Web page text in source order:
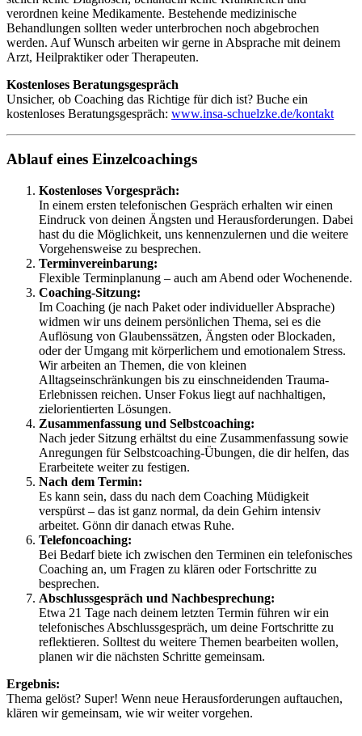
verordnen keine Medikamente. Bestehende medizinische
Behandlungen sollten weder unterbrochen noch abgebrochen
werden. Auf Wunsch arbeiten wir gerne in Absprache mit deinem
Arzt, Heilpraktiker oder Therapeuten.
Kostenloses Beratungsgespräch
Unsicher, ob Coaching das Richtige für dich ist? Buche ein
kostenloses Beratungsgespräch: www.insa-schuelzke.de/kontakt
Ablauf eines Einzelcoachings
Kostenloses Vorgespräch:
In einem ersten telefonischen Gespräch erhalten wir einen
Eindruck von deinen Ängsten und Herausforderungen. Dabei
hast du die Möglichkeit, uns kennenzulernen und die weitere
Vorgehensweise zu besprechen.
Terminvereinbarung:
Flexible Terminplanung – auch am Abend oder Wochenende.
Coaching-Sitzung:
Im Coaching (je nach Paket oder individueller Absprache)
widmen wir uns deinem persönlichen Thema, sei es die
Auflösung von Glaubenssätzen, Ängsten oder Blockaden,
oder der Umgang mit körperlichem und emotionalem Stress.
Wir arbeiten an Themen, die von kleinen
Alltagseinschränkungen bis zu einschneidenden Trauma-
Erlebnissen reichen. Unser Fokus liegt auf nachhaltigen,
zielorientierten Lösungen.
Zusammenfassung und Selbstcoaching:
Nach jeder Sitzung erhältst du eine Zusammenfassung sowie
Anregungen für Selbstcoaching-Übungen, die dir helfen, das
Erarbeitete weiter zu festigen.
Nach dem Termin:
Es kann sein, dass du nach dem Coaching Müdigkeit
verspürst – das ist ganz normal, da dein Gehirn intensiv
arbeitet. Gönn dir danach etwas Ruhe.
Telefoncoaching:
Bei Bedarf biete ich zwischen den Terminen ein telefonisches
Coaching an, um Fragen zu klären oder Fortschritte zu
besprechen.
Abschlussgespräch und Nachbesprechung:
Etwa 21 Tage nach deinem letzten Termin führen wir ein
telefonisches Abschlussgespräch, um deine Fortschritte zu
reflektieren. Solltest du weitere Themen bearbeiten wollen,
planen wir die nächsten Schritte gemeinsam.
Ergebnis:
Thema gelöst? Super! Wenn neue Herausforderungen auftauchen,
klären wir gemeinsam, wie wir weiter vorgehen.